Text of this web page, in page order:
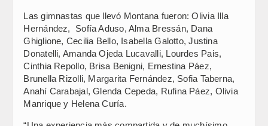
Las gimnastas que llevó Montana fueron: Olivia Illa
Hernández, Sofía Aduso, Alma Bressán, Dana
Ghiglione, Cecilia Bello, Isabella Galotto, Justina
Donatelli, Amanda Ojeda Lucavalli, Lourdes Pais,
Cinthia Repollo, Brisa Benigni, Ernestina Páez,
Brunella Rizolli, Margarita Fernández, Sofia Taberna,
Anahí Carabajal, Glenda Cepeda, Rufina Páez, Olivia
Manrique y Helena Curía.